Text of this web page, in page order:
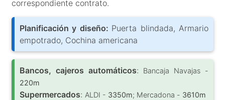
correspondiente contrato.
Planificación y diseño: Puerta blindada, Armario
empotrado, Cochina americana
Bancos, cajeros automáticos:
Bancaja Navajas -
220m
Supermercados: ALDI - 3350m; Mercadona - 3610m